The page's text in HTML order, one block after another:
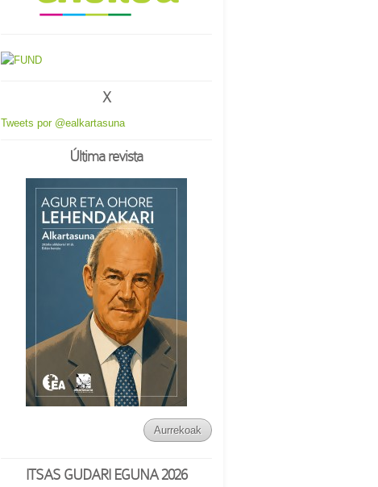
X
Tweets por @ealkartasuna
Última revista
Aurrekoak
ITSAS GUDARI EGUNA 2026